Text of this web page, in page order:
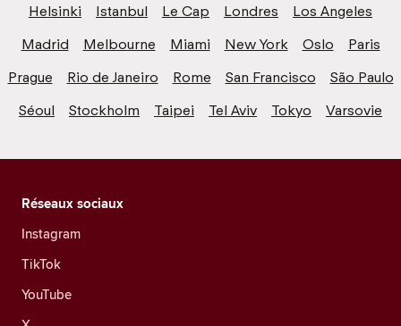
Helsinki
Istanbul Le Cap Londres
Los Angeles
Madrid
Melbourne Miami New York Oslo
Paris
Prague
Rio de Janeiro Rome San Francisco
São Paulo
Séoul
Stockholm Taipei Tel Aviv Tokyo Varsovie
Réseaux sociaux
Instagram
TikTok
YouTube